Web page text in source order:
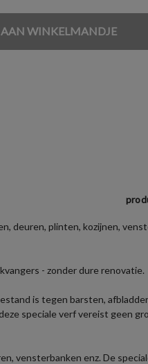
deuren, plinten, kozijnen,
- zonder dure renovatie.
is tegen barsten,
speciale verf vereist geen
vensterbanken enz. De